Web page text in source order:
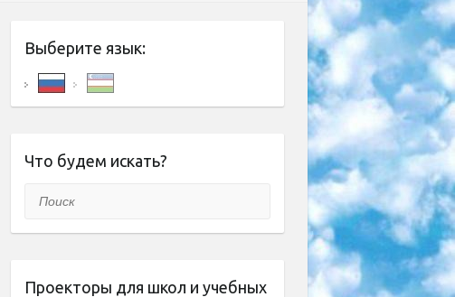
Выберите язык:
Что будем искать?
Поиск
Проекторы для школ и учебных